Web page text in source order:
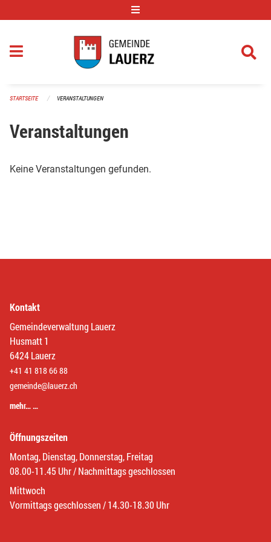
STARTSEITE VERANSTALTUNGEN
Veranstaltungen
Keine Veranstaltungen gefunden.
Kontakt
Gemeindeverwaltung Lauerz
Husmatt 1
6424 Lauerz
+41 41 818 66 88
gemeinde@lauerz.ch
mehr… …
Öffnungszeiten
Montag, Dienstag, Donnerstag, Freitag
08.00-11.45 Uhr / Nachmittags geschlossen
Mittwoch
Vormittags geschlossen / 14.30-18.30 Uhr